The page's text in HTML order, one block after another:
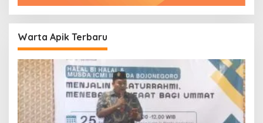
Warta Apik Terbaru